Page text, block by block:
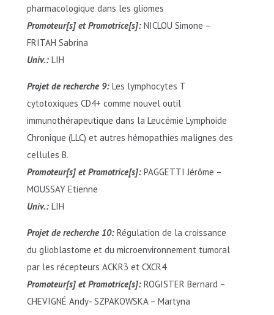
pharmacologique dans les gliomes
Promoteur[s] et Promotrice[s]: NICLOU Simone –
FRITAH Sabrina
Univ.:LIH
Projet de recherche 9:Les lymphocytes T
cytotoxiques CD4+ comme nouvel outil
immunothérapeutique dans la Leucémie Lymphoide
Chronique (LLC) et autres hémopathies malignes des
cellules B.
Promoteur[s] et Promotrice[s]: PAGGETTI Jérôme –
MOUSSAY Etienne
Univ.:LIH
Projet de recherche 10:Régulation de la croissance
du glioblastome et du microenvironnement tumoral
par les récepteurs ACKR3 et CXCR4
Promoteur[s] et Promotrice[s]: ROGISTER Bernard –
CHEVIGNÉ Andy- SZPAKOWSKA – Martyna